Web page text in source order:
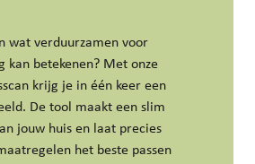
wat verduurzamen voor
kan betekenen? Met onze
krijg je in één keer een
De tool maakt een slim
jouw huis en laat precies
het beste passen